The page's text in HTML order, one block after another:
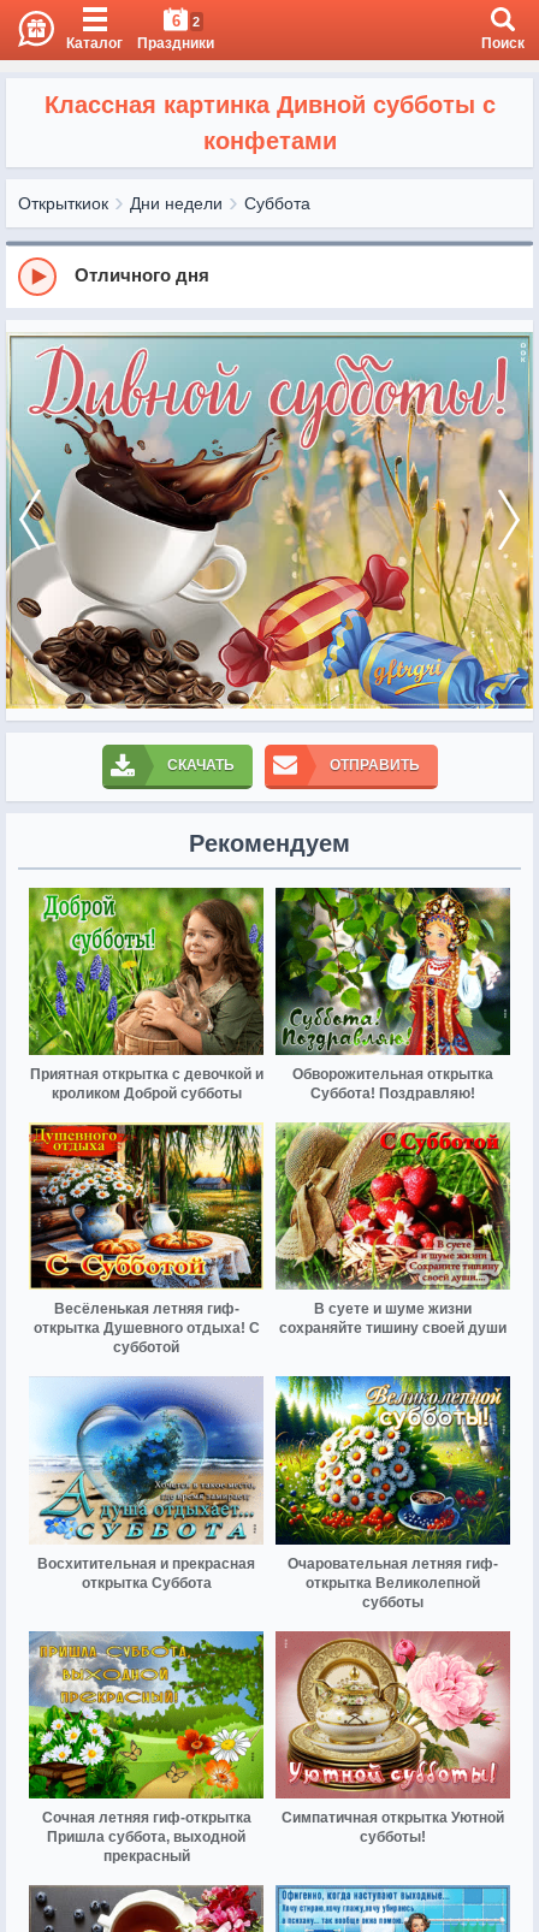
Каталог
6 2
Праздники Поиск
Классная картинка Дивной субботы с
конфетами
Открыткиок Дни недели Суббота
Отличного дня
СКАЧАТЬ ОТПРАВИТЬ
Рекомендуем
Приятная открытка с девочкой и
кроликом Доброй субботы
Обворожительная открытка
Суббота! Поздравляю!
Весёленькая летняя гиф-
открытка Душевного отдыха! С
субботой
В суете и шуме жизни
сохраняйте тишину своей души
Восхитительная и прекрасная
открытка Суббота
Очаровательная летняя гиф-
открытка Великолепной
субботы
Сочная летняя гиф-открытка
Пришла суббота, выходной
прекрасный
Симпатичная открытка Уютной
субботы!